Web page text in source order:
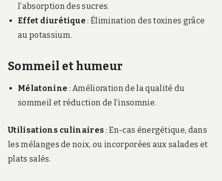
l’absorption des sucres.
Effet diurétique : Élimination des toxines grâce
au potassium.
Sommeil et humeur
Mélatonine : Amélioration de la qualité du
sommeil et réduction de l’insomnie.
Utilisations culinaires : En-cas énergétique, dans
les mélanges de noix, ou incorporées aux salades et
plats salés.